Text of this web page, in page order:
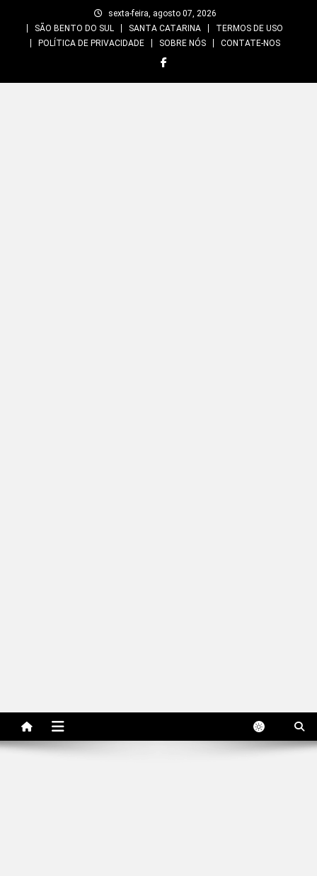
sexta-feira, agosto 07, 2026
SÃO BENTO DO SUL
SANTA CATARINA
TERMOS DE USO
POLÍTICA DE PRIVACIDADE
SOBRE NÓS CONTATE-NOS